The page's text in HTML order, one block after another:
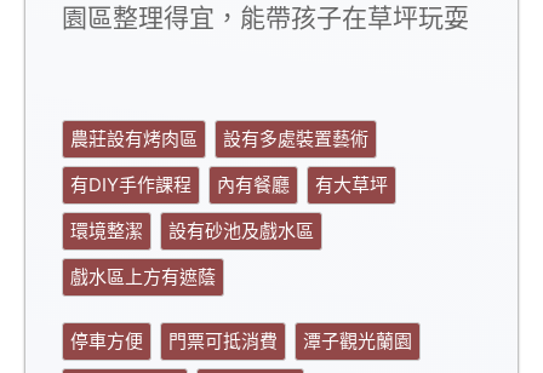
園區整理得宜，能帶孩子在草坪玩耍
農莊設有烤肉區
設有多處裝置藝術
有DIY手作課程
內有餐廳
有大草坪
環境整潔
設有砂池及戲水區
戲水區上方有遮蔭
停車方便 門票可抵消費
潭子觀光蘭園